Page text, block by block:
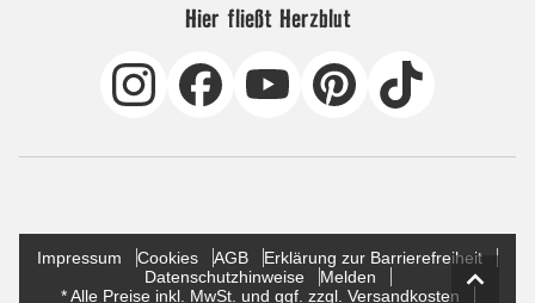
Hier fließt Herzblut
Impressum Cookies AGB
Erklärung zur Barrierefreiheit
Datenschutzhinweise
Melden
* Alle Preise inkl. MwSt. und ggf. zzgl. Versandkosten